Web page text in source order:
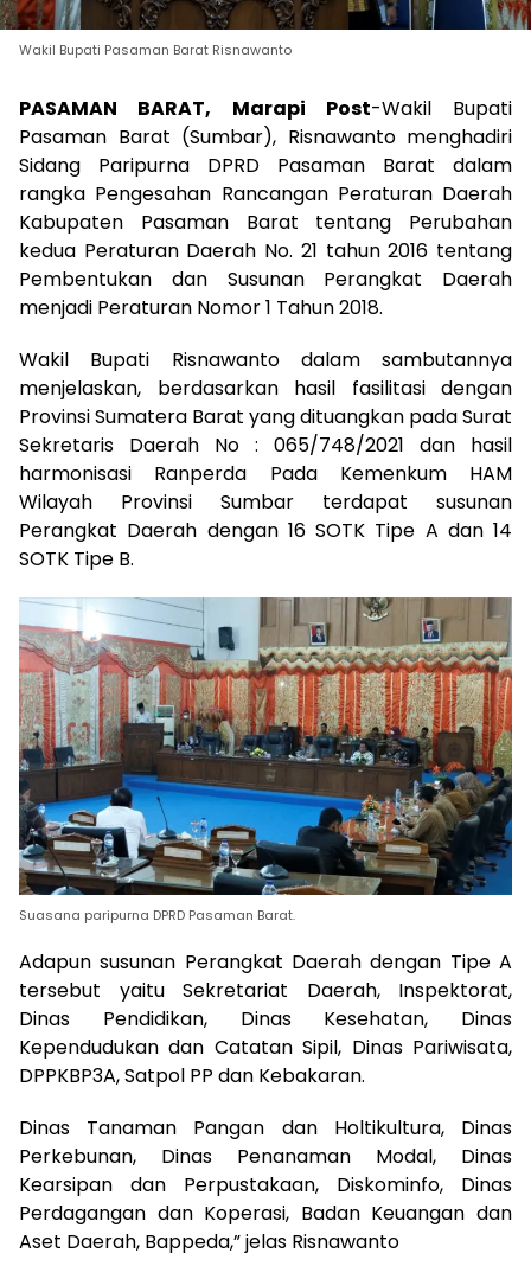
Wakil Bupati Pasaman Barat Risnawanto
PASAMAN BARAT, Marapi Post-Wakil Bupati
Pasaman Barat (Sumbar), Risnawanto menghadiri
Sidang Paripurna DPRD Pasaman Barat dalam
rangka Pengesahan Rancangan Peraturan Daerah
Kabupaten Pasaman Barat tentang Perubahan
kedua Peraturan Daerah No. 21 tahun 2016 tentang
Pembentukan dan Susunan Perangkat Daerah
menjadi Peraturan Nomor 1 Tahun 2018.
Wakil Bupati Risnawanto dalam sambutannya
menjelaskan, berdasarkan hasil fasilitasi dengan
Provinsi Sumatera Barat yang dituangkan pada Surat
Sekretaris Daerah No : 065/748/2021 dan hasil
harmonisasi Ranperda Pada Kemenkum HAM
Wilayah Provinsi Sumbar terdapat susunan
Perangkat Daerah dengan 16 SOTK Tipe A dan 14
SOTK Tipe B.
Suasana paripurna DPRD Pasaman Barat.
Adapun susunan Perangkat Daerah dengan Tipe A
tersebut yaitu Sekretariat Daerah, Inspektorat,
Dinas Pendidikan, Dinas Kesehatan, Dinas
Kependudukan dan Catatan Sipil, Dinas Pariwisata,
DPPKBP3A, Satpol PP dan Kebakaran.
Dinas Tanaman Pangan dan Holtikultura, Dinas
Perkebunan, Dinas Penanaman Modal, Dinas
Kearsipan dan Perpustakaan, Diskominfo, Dinas
Perdagangan dan Koperasi, Badan Keuangan dan
Aset Daerah, Bappeda,” jelas Risnawanto